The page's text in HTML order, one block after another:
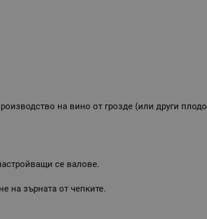
на вино от грозде (или други
се валове.
на зърната от чепките.